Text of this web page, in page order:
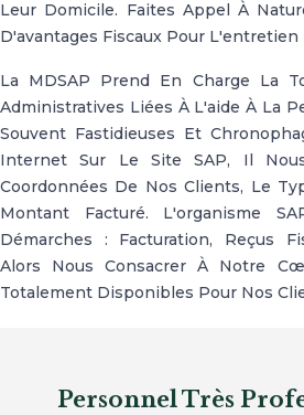
Leur Domicile. Faites Appel À
D'avantages Fiscaux Pour L'entretien
La MDSAP Prend En Charge La
Administratives Liées À L'aide À La
Souvent Fastidieuses Et
Internet Sur Le Site SAP, Il
Coordonnées De Nos Clients, Le
Montant Facturé. L'organisme
Démarches : Facturation, Reçus
Alors Nous Consacrer À Notre
Totalement Disponibles Pour Nos
Personnel Très